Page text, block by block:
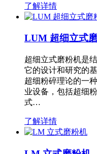
了解详情
LUM 超细立式
超细立式磨粉机是
它的设计和研究的
超细粉碎理论的一
业设备，包括超细
式…
了解详情